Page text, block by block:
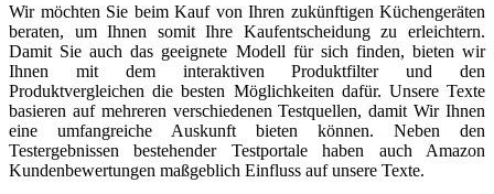
Wir möchten Sie beim Kauf von Ihren zukünftigen Küchengeräten
beraten, um Ihnen somit Ihre Kaufentscheidung zu erleichtern.
Damit Sie auch das geeignete Modell für sich finden, bieten wir
Ihnen mit dem interaktiven Produktfilter und den
Produktvergleichen die besten Möglichkeiten dafür. Unsere Texte
basieren auf mehreren verschiedenen Testquellen, damit Wir Ihnen
eine umfangreiche Auskunft bieten können. Neben den
Testergebnissen bestehender Testportale haben auch Amazon
Kundenbewertungen maßgeblich Einfluss auf unsere Texte.